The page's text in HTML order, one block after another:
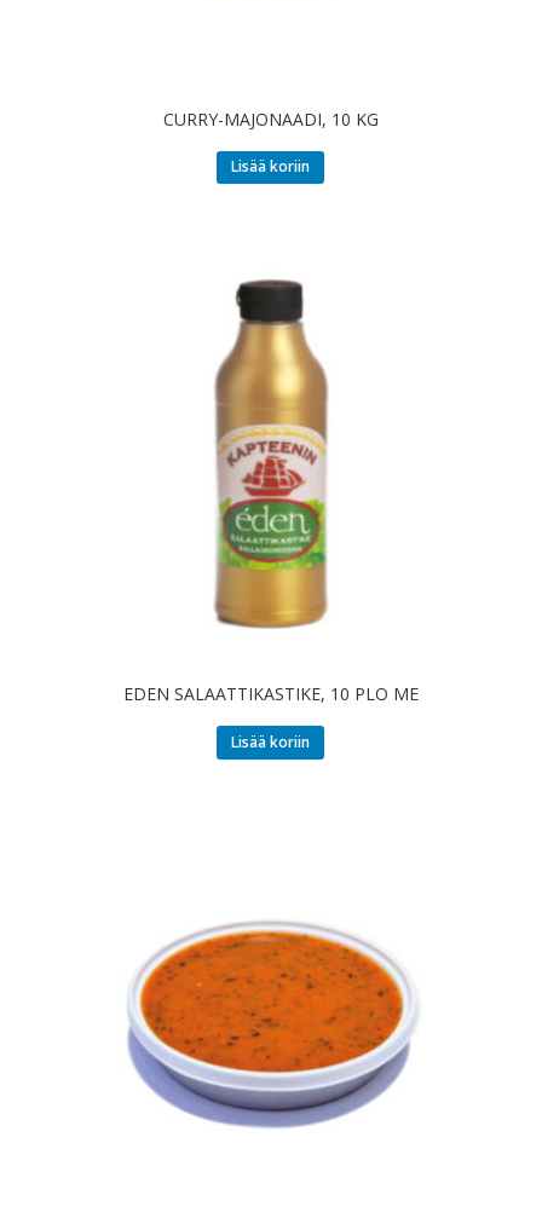
CURRY-MAJONAADI, 10 KG
Lisää koriin
EDEN SALAATTIKASTIKE, 10 PLO ME
Lisää koriin